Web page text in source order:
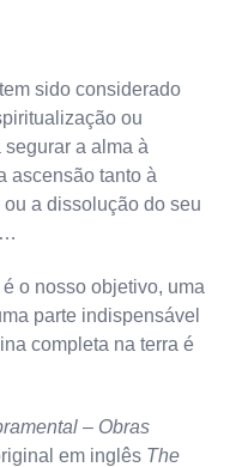
sido considerado
ou
a alma à
ascensão tanto à
a dissolução do seu
o nosso objetivo, uma
parte indispensável
completa na terra é
– Obras
em inglês The